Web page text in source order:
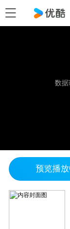
数据
预览播